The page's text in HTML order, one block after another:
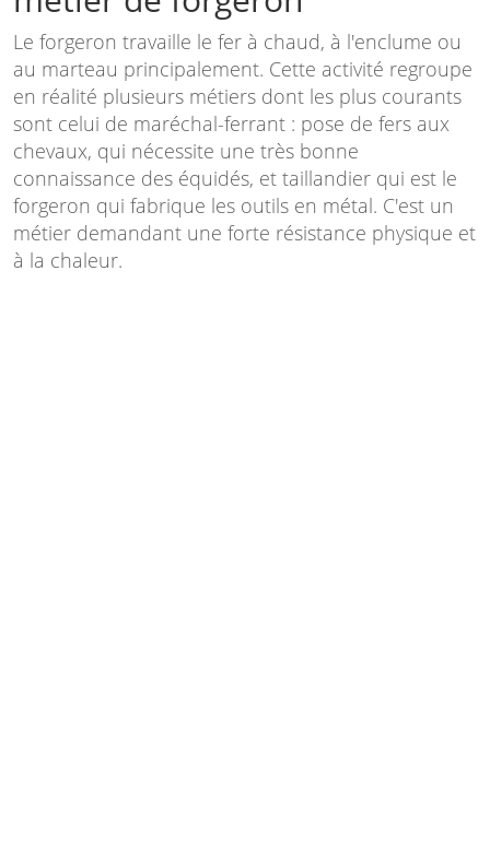
Le forgeron travaille le fer à chaud, à l'enclume ou
au marteau principalement. Cette activité regroupe
en réalité plusieurs métiers dont les plus courants
sont celui de maréchal-ferrant : pose de fers aux
chevaux, qui nécessite une très bonne
connaissance des équidés, et taillandier qui est le
forgeron qui fabrique les outils en métal. C'est un
métier demandant une forte résistance physique et
à la chaleur.